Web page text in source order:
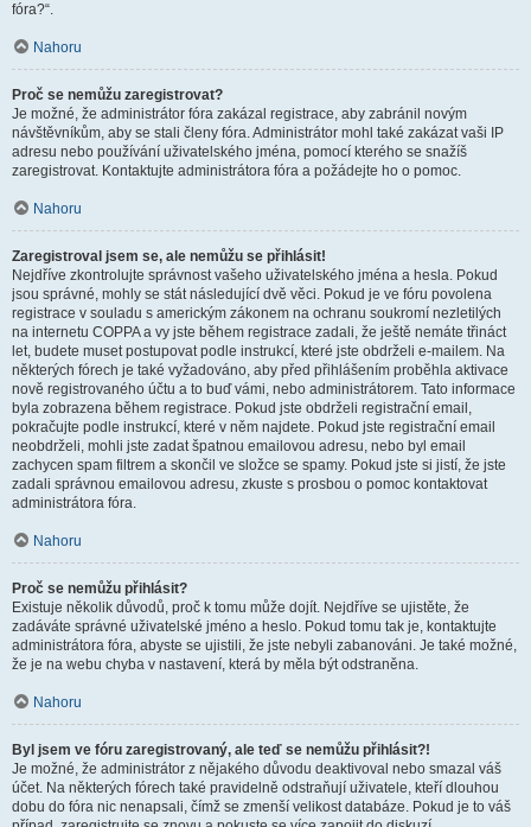
fóra?“.
Nahoru
Proč se nemůžu zaregistrovat?
Je možné, že administrátor fóra zakázal registrace, aby zabránil novým
návštěvníkům, aby se stali členy fóra. Administrátor mohl také zakázat vaši IP
adresu nebo používání uživatelského jména, pomocí kterého se snažíš
zaregistrovat. Kontaktujte administrátora fóra a požádejte ho o pomoc.
Nahoru
Zaregistroval jsem se, ale nemůžu se přihlásit!
Nejdříve zkontrolujte správnost vašeho uživatelského jména a hesla. Pokud
jsou správné, mohly se stát následující dvě věci. Pokud je ve fóru povolena
registrace v souladu s americkým zákonem na ochranu soukromí nezletilých
na internetu COPPA a vy jste během registrace zadali, že ještě nemáte třináct
let, budete muset postupovat podle instrukcí, které jste obdrželi e-mailem. Na
některých fórech je také vyžadováno, aby před přihlášením proběhla aktivace
nově registrovaného účtu a to buď vámi, nebo administrátorem. Tato informace
byla zobrazena během registrace. Pokud jste obdrželi registrační email,
pokračujte podle instrukcí, které v něm najdete. Pokud jste registrační email
neobdrželi, mohli jste zadat špatnou emailovou adresu, nebo byl email
zachycen spam filtrem a skončil ve složce se spamy. Pokud jste si jistí, že jste
zadali správnou emailovou adresu, zkuste s prosbou o pomoc kontaktovat
administrátora fóra.
Nahoru
Proč se nemůžu přihlásit?
Existuje několik důvodů, proč k tomu může dojít. Nejdříve se ujistěte, že
zadáváte správné uživatelské jméno a heslo. Pokud tomu tak je, kontaktujte
administrátora fóra, abyste se ujistili, že jste nebyli zabanováni. Je také možné,
že je na webu chyba v nastavení, která by měla být odstraněna.
Nahoru
Byl jsem ve fóru zaregistrovaný, ale teď se nemůžu přihlásit?!
Je možné, že administrátor z nějakého důvodu deaktivoval nebo smazal váš
účet. Na některých fórech také pravidelně odstraňují uživatele, kteří dlouhou
dobu do fóra nic nenapsali, čímž se zmenší velikost databáze. Pokud je to váš